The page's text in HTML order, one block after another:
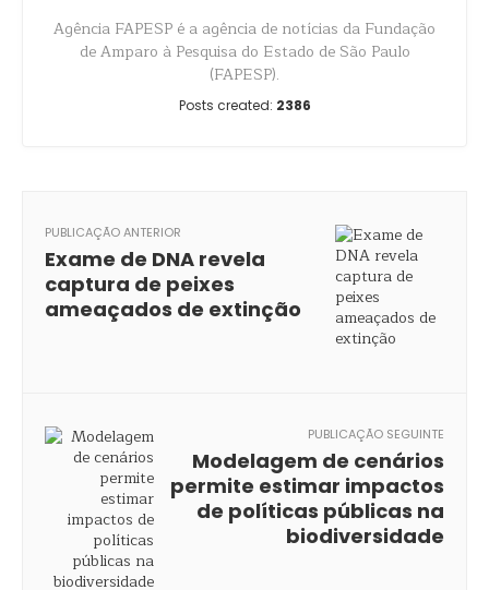
Agência FAPESP é a agência de notícias da Fundação
de Amparo à Pesquisa do Estado de São Paulo
(FAPESP).
Posts created: 2386
PUBLICAÇÃO ANTERIOR
Exame de DNA revela
captura de peixes
ameaçados de extinção
PUBLICAÇÃO SEGUINTE
Modelagem de cenários
permite estimar impactos
de políticas públicas na
biodiversidade